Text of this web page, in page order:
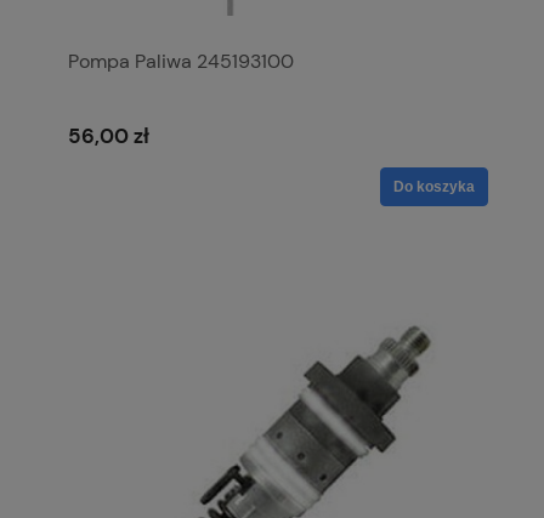
Pompa Paliwa 245193100
56,00 zł
Do koszyka